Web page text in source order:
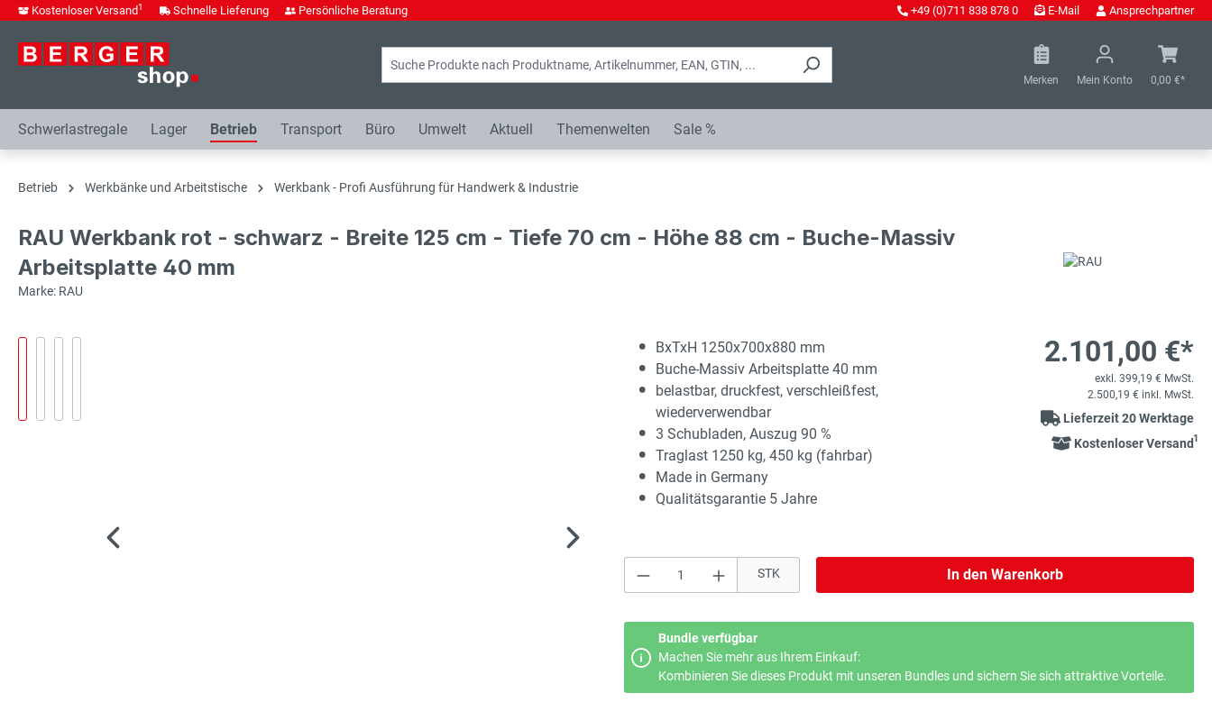
Zur Hauptnavigation springen
Kostenloser Versand1 Schnelle Lieferung Persönliche Beratung +49 (0)711 838 878 0 E-Mail Ansprechpartner
Merken Mein Konto 0,00 €*
Schwerlastregale Lager Betrieb Transport Büro Umwelt Aktuell Themenwelten Sale %
Betrieb Werkbänke und Arbeitstische Werkbank - Profi Ausführung für Handwerk & Industrie
RAU Werkbank rot - schwarz - Breite 125 cm - Tiefe 70 cm - Höhe 88 cm - Buche-Massiv
Arbeitsplatte 40 mm
Marke: RAU
BxTxH 1250x700x880 mm
Buche-Massiv Arbeitsplatte 40 mm
belastbar, druckfest, verschleißfest,
wiederverwendbar
3 Schubladen, Auszug 90 %
Traglast 1250 kg, 450 kg (fahrbar)
Made in Germany
Qualitätsgarantie 5 Jahre
2.101,00 €*
exkl. 399,19 € MwSt.
2.500,19 € inkl. MwSt.
Lieferzeit 20 Werktage
Kostenloser Versand1
Produkt Anzahl: Gib den gewünschten Wert ein oder
STK In den Warenkorb
Bundle verfügbar
Machen Sie mehr aus Ihrem Einkauf:
Kombinieren Sie dieses Produkt mit unseren Bundles und sichern Sie sich attraktive Vorteile.